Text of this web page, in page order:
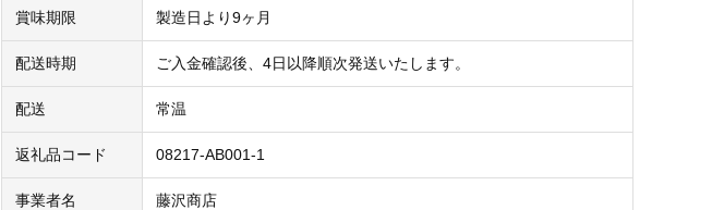
賞味期限 製造日より9ヶ月
配送時期 ご入金確認後、4日以降順次発送いたします。
配送 常温
返礼品コード 08217-AB001-1
事業者名 藤沢商店